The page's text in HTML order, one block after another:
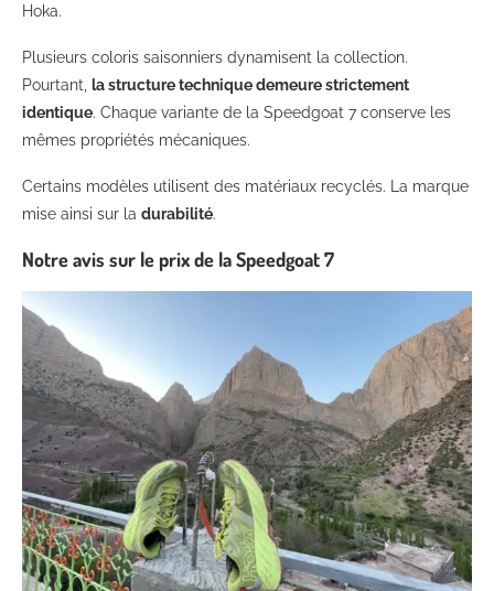
Hoka.
Plusieurs coloris saisonniers dynamisent la collection.
Pourtant, la structure technique demeure strictement
identique. Chaque variante de la Speedgoat 7 conserve les
mêmes propriétés mécaniques.
Certains modèles utilisent des matériaux recyclés. La marque
mise ainsi sur la durabilité.
Notre avis sur le prix de la Speedgoat 7